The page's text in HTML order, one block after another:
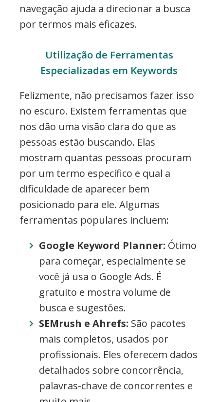
navegação ajuda a direcionar a busca
por termos mais eficazes.
Utilização de Ferramentas
Especializadas em Keywords
Felizmente, não precisamos fazer isso
no escuro. Existem ferramentas que
nos dão uma visão clara do que as
pessoas estão buscando. Elas
mostram quantas pessoas procuram
por um termo específico e qual a
dificuldade de aparecer bem
posicionado para ele. Algumas
ferramentas populares incluem:
Google Keyword Planner: Ótimo
para começar, especialmente se
você já usa o Google Ads. É
gratuito e mostra volume de
busca e sugestões.
SEMrush e Ahrefs: São pacotes
mais completos, usados por
profissionais. Eles oferecem dados
detalhados sobre concorrência,
palavras-chave de concorrentes e